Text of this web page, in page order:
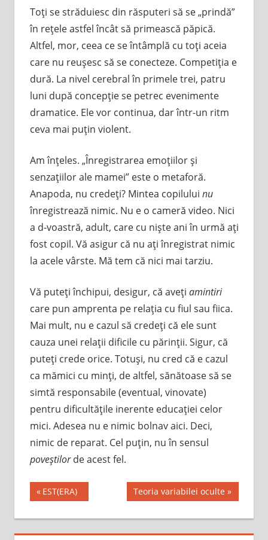
Toţi se străduiesc din răsputeri să se „prindă”
în reţele astfel încât să primească păpică.
Altfel, mor, ceea ce se întâmplă cu toţi aceia
care nu reuşesc să se conecteze. Competiţia e
dură. La nivel cerebral în primele trei, patru
luni după concepţie se petrec evenimente
dramatice. Ele vor continua, dar într-un ritm
ceva mai puţin violent.
Am înţeles. „Înregistrarea emoţiilor şi
senzaţiilor ale mamei” este o metaforă.
Anapoda, nu credeţi? Mintea copilului nu
înregistrează nimic. Nu e o cameră video. Nici
a d-voastră, adult, care cu nişte ani în urmă aţi
fost copil. Vă asigur că nu aţi înregistrat nimic
la acele vârste. Mă tem că nici mai tarziu.
Vă puteţi închipui, desigur, că aveţi amintiri
care pun amprenta pe relaţia cu fiul sau fiica.
Mai mult, nu e cazul să credeţi că ele sunt
cauza unei relaţii dificile cu părinţii. Sigur, că
puteţi crede orice. Totuşi, nu cred că e cazul
ca mămici cu minţi, de altfel, sănătoase să se
simtă responsabile (eventual, vinovate)
pentru dificultăţile inerente educaţiei celor
mici. Adesea nu e nimic bolnav aici. Deci,
nimic de reparat. Cel puţin, nu în sensul
poveştilorde acest fel.
Post
navigation
Previous
Post:
EST(ERA)
Next
Post:
Teoria variabilei oculte